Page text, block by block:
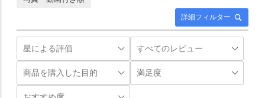
詳細フィルター